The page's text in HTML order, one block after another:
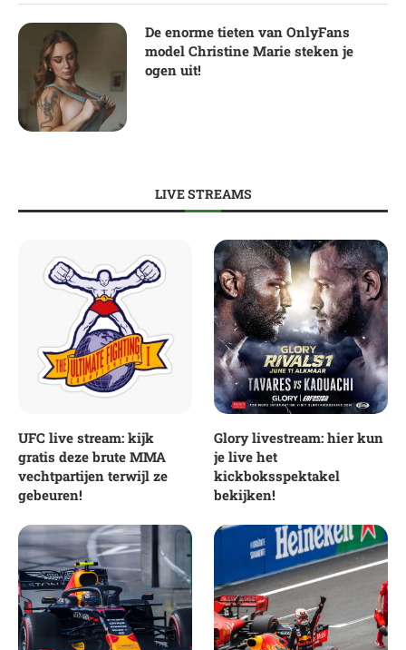
De enorme tieten van OnlyFans
model Christine Marie steken je
ogen uit!
LIVE STREAMS
UFC live stream: kijk
gratis deze brute MMA
vechtpartijen terwijl ze
gebeuren!
Glory livestream: hier kun
je live het
kickboksspektakel
bekijken!